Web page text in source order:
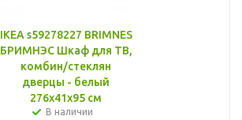
IKEA s59278227 BRIMNES
БРИМНЭС Шкаф для ТВ,
комбин/стеклян
дверцы - белый
276x41x95 см
В наличии